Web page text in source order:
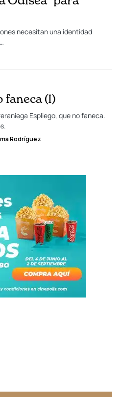
necesitan una identidad
faneca (I)
Espliego, que no faneca.
Rodríguez